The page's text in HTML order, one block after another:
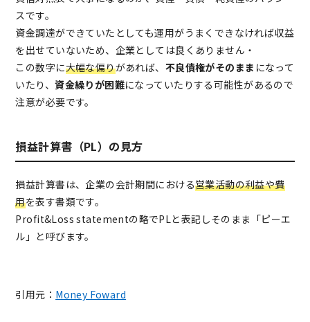
スです。
資金調達ができていたとしても運用がうまくできなければ収益
を出せていないため、企業としては良くありません・
この数字に大幅な偏りがあれば、 不良債権がそのまま になって
いたり、資金繰りが困難になっていたりする可能性があるので
注意が必要です。
損益計算書（PL）の見方
損益計算書は、企業の会計期間における営業活動の利益や費
用を表す書類です。
Profit&Loss statementの略でPLと表記しそのまま「ピーエ
ル」と呼びます。
引用元： Money Foward